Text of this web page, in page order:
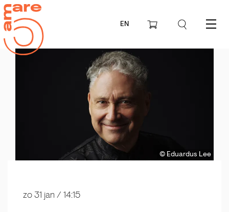
EN Menu
© Eduardus Lee
zo 31 jan / 14:15